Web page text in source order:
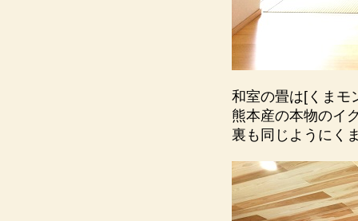
和室の畳は[くまモ
熊本産の本物のイ
裏も同じようにく